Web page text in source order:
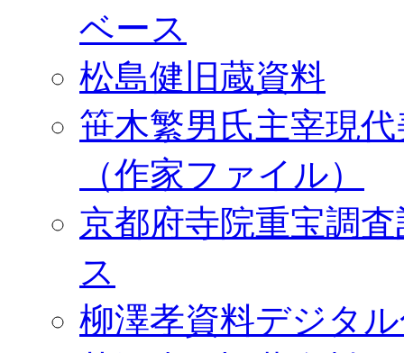
ベース
松島健旧蔵資料
笹木繁男氏主宰現
（作家ファイル）
京都府寺院重宝調
ス
柳澤孝資料デジタ